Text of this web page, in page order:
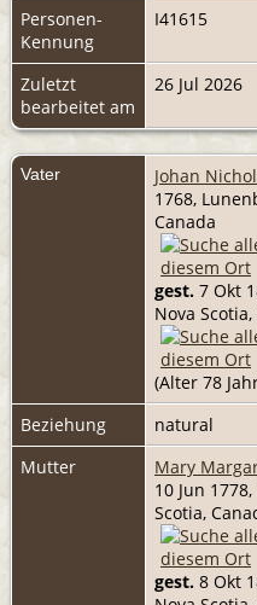
Personen-
Kennung
I41615
Zuletzt
bearbeitet am
26 Jul 2026
Vater Johan
1768,
Canada
gest. 7 Okt
Nova
(Alter 78
Beziehung
natural
Mutter
Mary
10 Jun
Scotia,
gest. 8 Okt